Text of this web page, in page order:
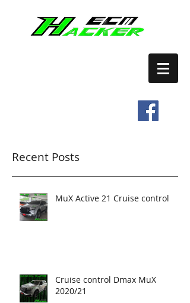
Recent Posts
MuX Active 21 Cruise control
Cruise control Dmax MuX
2020/21